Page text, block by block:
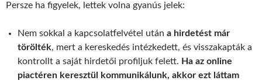
Persze ha figyelek, lettek volna gyanús jelek:
Nem sokkal a kapcsolatfelvétel után a hirdetést már
törölték, mert a kereskedés intézkedett, és visszakapták a
kontrollt a saját hirdetői profiljuk felett. Ha az online
piactéren keresztül kommunikálunk, akkor ezt láttam